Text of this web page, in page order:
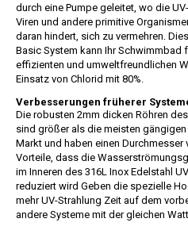
durch eine Pumpe geleitet, wo die
Viren und andere primitive
daran hindert, sich zu vermehren.
Basic System kann Ihr Schwimmbad
effizienten und umweltfreundlichen
Einsatz von Chlorid mit 80%.
Verbesserungen früherer
Die robusten 2mm dicken Röhren
sind größer als die meisten
Markt und haben einen Durchmesser
Vorteile, dass die
im Inneren des 316L Inox Edelstahl
reduziert wird Geben die spezielle
mehr UV-Strahlung Zeit auf dem
andere Systeme mit der gleichen